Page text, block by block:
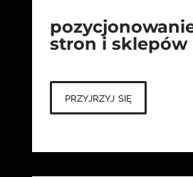
stron i sklepów
przyjrzyj się